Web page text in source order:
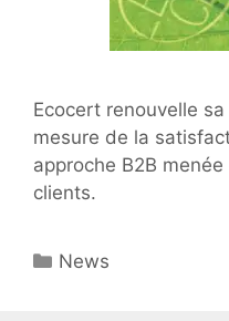
Ecocert renouvelle
mesure de la
approche B2B
clients.
Catégories
News